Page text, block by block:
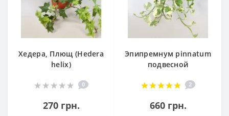
Хедера, Плющ (Hedera
helix)
0
270 грн.
Эпипремнум pinnatum
подвесной
2
660 грн.